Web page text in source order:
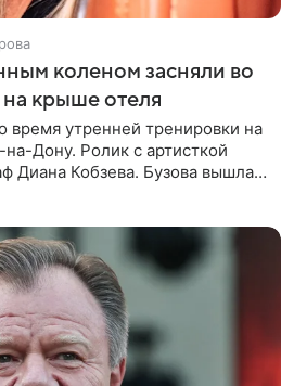
коленом засняли во
крыше отеля
время утренней тренировки на
Дону. Ролик с артисткой
Диана Кобзева. Бузова вышла